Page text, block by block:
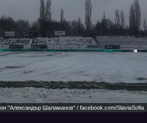
"Александър Шаламанов" / facebook.com/SlaviaSofia